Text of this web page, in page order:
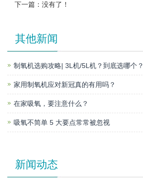
下一篇：没有了！
其他新闻
制氧机选购攻略| 3L机/5L机？到底选哪个？
家用制氧机应对新冠真的有用吗？
在家吸氧，要注意什么？
吸氧不简单 5 大要点常常被忽视
新闻动态